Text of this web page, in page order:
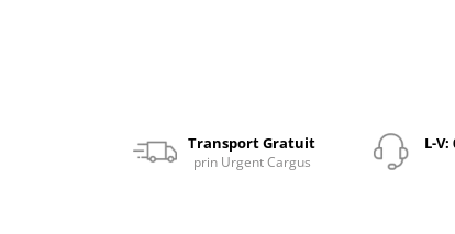
Transport Gratuit
prin Urgent Cargus
L-